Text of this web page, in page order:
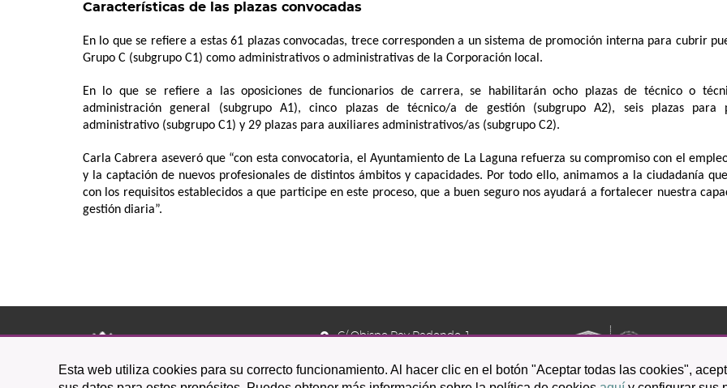
Esta web utiliza cookies para su correcto funcionamiento. Al hacer clic en el botón "Aceptar todas las cookies",
Características de las plazas convocadas
En lo que se refiere a estas 61 plazas convocadas, trece corresponden a un sistema de promoción interna para cubrir
Grupo C (subgrupo C1) como administrativos o administrativas de la Corporación local.
En lo que se refiere a las oposiciones de funcionarios de carrera, se habilitarán ocho plazas de técnico o
administración general (subgrupo A1), cinco plazas de técnico/a de gestión (subgrupo A2), seis plazas para
administrativo (subgrupo C1) y 29 plazas para auxiliares administrativos/as (subgrupo C2).
Carla Cabrera aseveró que “con esta convocatoria, el Ayuntamiento de La Laguna refuerza su compromiso con el
y la captación de nuevos profesionales de distintos ámbitos y capacidades. Por todo ello, animamos a la ciudadanía
con los requisitos establecidos a que participe en este proceso, que a buen seguro nos ayudará a fortalecer nuestra
gestión diaria”.
C/ Obispo Rey Redondo, 1.
922 601 100